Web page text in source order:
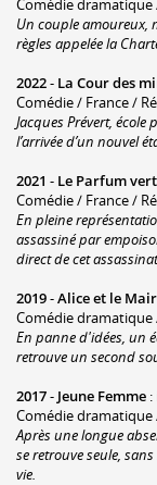
Comédie dramatique
Un couple amoureux,
règles appelée la
2022- La Cour des
Comédie / France /
Jacques Prévert, école
l’arrivée d’un nouvel
2021 - Le Parfum vert
Comédie / France /
En pleine
assassiné par
direct de cet
2019-Alice et le
Comédie dramatique
En panne d'idées, un
retrouve un second
2017- Jeune Femme
Comédie dramatique
Après une longue
se retrouve seule,
vie.